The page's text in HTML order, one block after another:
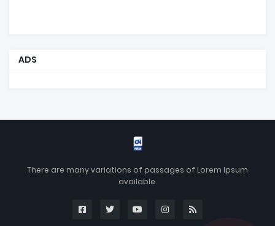
ADS
There are many variations of passages of Lorem Ipsum
available.